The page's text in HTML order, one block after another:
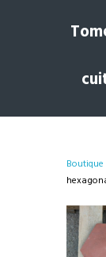
Boutique